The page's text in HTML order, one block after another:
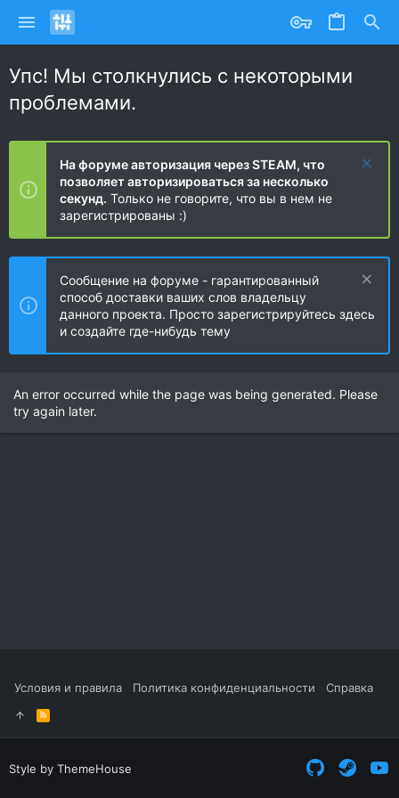
Упс! Мы столкнулись с некоторыми
проблемами.
На форуме авторизация через STEAM, что
позволяет авторизироваться за несколько
секунд. Только не говорите, что вы в нем не
зарегистрированы :)
Сообщение на форуме - гарантированный
способ доставки ваших слов владельцу
данного проекта. Просто зарегистрируйтесь здесь
и создайте где-нибудь тему
An error occurred while the page was being generated. Please
try again later.
Условия и правила Политика конфиденциальности Справка
R
S
S
Style by ThemeHouse